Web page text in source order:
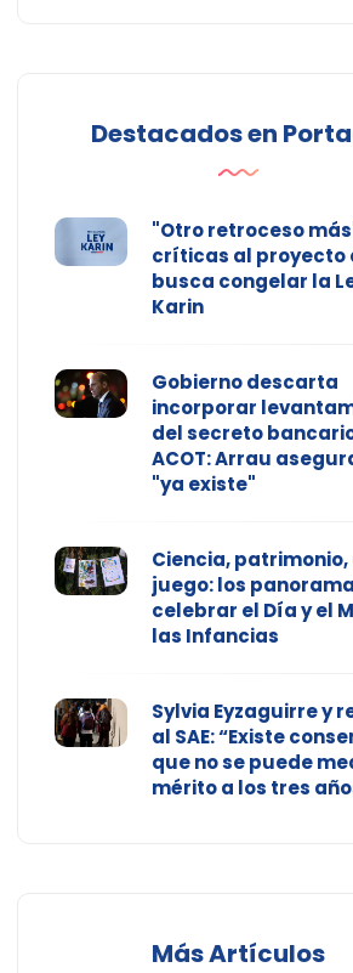
Destacados en
"Otro retroceso
críticas al proyecto
busca congelar la
Karin
Gobierno descarta
incorporar
del secreto
ACOT: Arrau
"ya existe"
Ciencia, patrimonio,
juego: los
celebrar el Día y el
las Infancias
Sylvia Eyzaguirre y
al SAE: “Existe
que no se puede
mérito a los tres
Más Artículos